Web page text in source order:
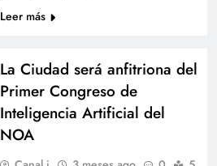
Leer más
La Ciudad será anfitriona del
Primer Congreso de
Inteligencia Artificial del
NOA